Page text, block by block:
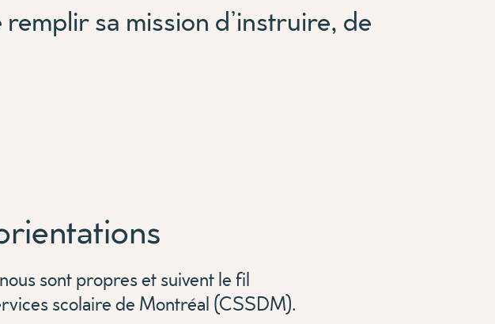
sa mission d’instruire, de
sont propres et suivent le fil
scolaire de Montréal (CSSDM).